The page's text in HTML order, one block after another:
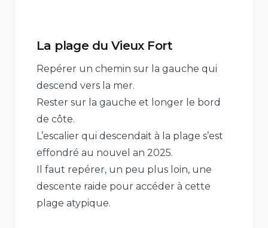
La plage du Vieux Fort
Repérer un chemin sur la gauche qui
descend vers la mer.
Rester sur la gauche et longer le bord
de côte.
L’escalier qui descendait à la plage s’est
effondré au nouvel an 2025.
Il faut repérer, un peu plus loin, une
descente raide pour accéder à cette
plage atypique.